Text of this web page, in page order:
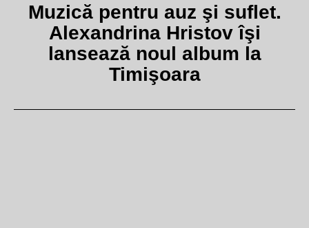
Muzică pentru auz şi suflet.
Alexandrina Hristov îşi
lansează noul album la
Timişoara